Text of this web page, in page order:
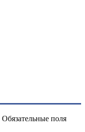
Обязательные поля